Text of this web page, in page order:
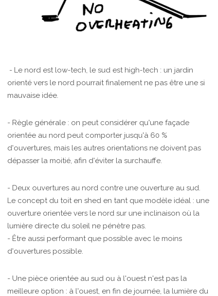
- Le nord est low-tech, le sud est high-tech : un jardin
orienté vers le nord pourrait finalement ne pas être une si
mauvaise idée.
- Règle générale : on peut considérer qu'une façade
orientée au nord peut comporter jusqu'à 60 %
d'ouvertures, mais les autres orientations ne doivent pas
dépasser la moitié, afin d'éviter la surchauffe.
- Deux ouvertures au nord contre une ouverture au sud.
Le concept du toit en shed en tant que modèle idéal : une
ouverture orientée vers le nord sur une inclinaison où la
lumière directe du soleil ne pénètre pas.
- Être aussi performant que possible avec le moins
d'ouvertures possible.
- Une pièce orientée au sud ou à l'ouest n'est pas la
meilleure option : à l'ouest, en fin de journée, la lumière du